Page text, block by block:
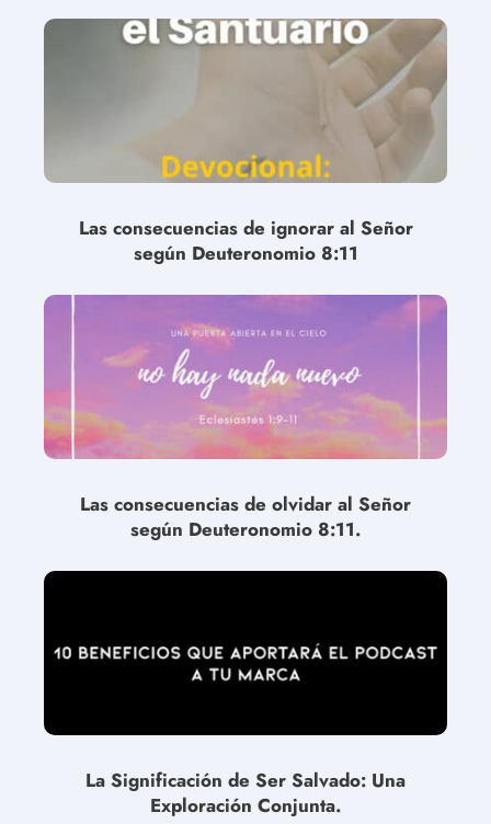
Las consecuencias de ignorar al Señor
según Deuteronomio 8:11
Las consecuencias de olvidar al Señor
según Deuteronomio 8:11.
La Significación de Ser Salvado: Una
Exploración Conjunta.